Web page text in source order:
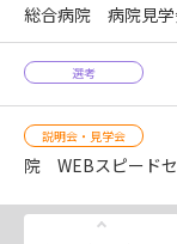
総合病院 病院見学
選考
説明会・見学会
院 WEBスピード